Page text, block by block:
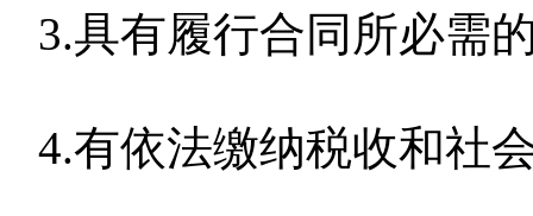
3.具有履行合同所必需
4.有依法缴纳税收和社